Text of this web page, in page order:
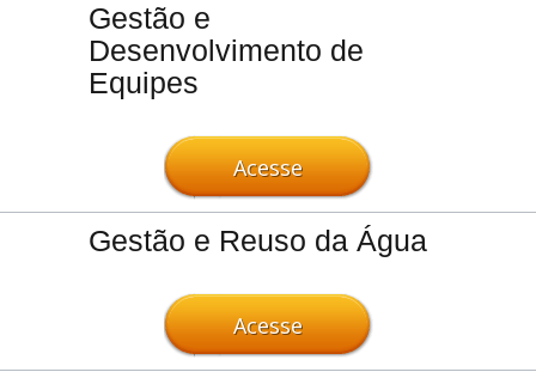
Gestão e
Desenvolvimento de
Equipes
Acesse
Gestão e Reuso da Água
Acesse